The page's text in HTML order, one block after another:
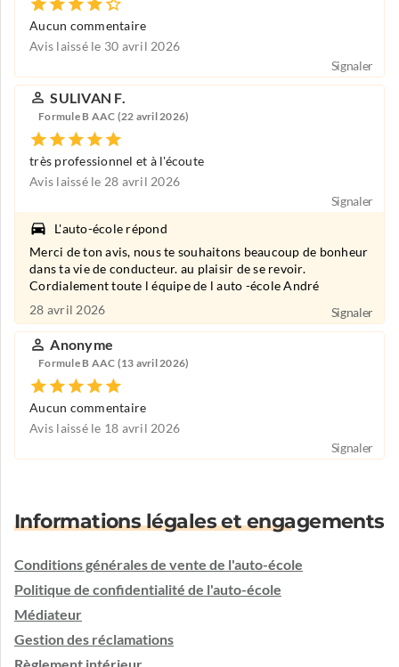
Aucun commentaire
Avis laissé le 30 avril 2026
Signaler
SULIVAN F.
Formule B AAC (22 avril 2026)
très professionnel et à l'écoute
Avis laissé le 28 avril 2026
Signaler
L'auto-école répond
Merci de ton avis, nous te souhaitons beaucoup de bonheur
dans ta vie de conducteur. au plaisir de se revoir.
Cordialement toute l équipe de l auto -école André
28 avril 2026
Signaler
Anonyme
Formule B AAC (13 avril 2026)
Aucun commentaire
Avis laissé le 18 avril 2026
Signaler
Informations légales et engagements
Conditions générales de vente de l'auto-école
Politique de confidentialité de l'auto-école
Médiateur
Gestion des réclamations